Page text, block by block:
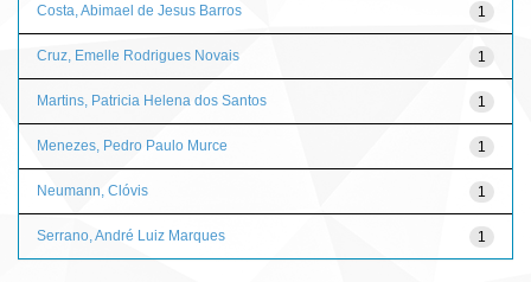
1
Costa, Abimael de Jesus Barros
1
Cruz, Emelle Rodrigues Novais
1
Martins, Patricia Helena dos Santos
1
Menezes, Pedro Paulo Murce
1
Neumann, Clóvis
1
Serrano, André Luiz Marques